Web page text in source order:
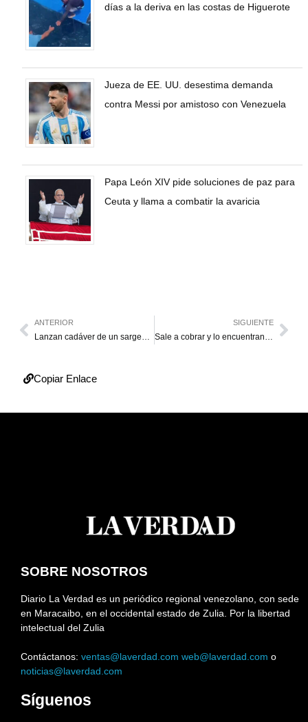
días a la deriva en las costas de Higuerote
Jueza de EE. UU. desestima demanda
contra Messi por amistoso con Venezuela
Papa León XIV pide soluciones de paz para
Ceuta y llama a combatir la avaricia
ANTERIOR
Lanzan cadáver de un sargento en una finca
SIGUIENTE
Sale a cobrar y lo encuentran muerto
Copiar Enlace
SOBRE NOSOTROS
Diario La Verdad es un periódico regional venezolano, con sede
en Maracaibo, en el occidental estado de Zulia. Por la libertad
intelectual del Zulia
Contáctanos: ventas@laverdad.com web@laverdad.com o
noticias@laverdad.com
Síguenos